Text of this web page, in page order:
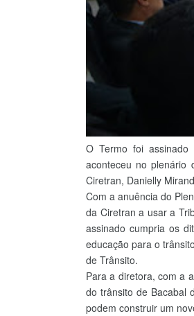
O Termo foi
aconteceu no plenário
Ciretran, Danielly
Com a anuência do
da Ciretran a usar a
assinado cumpria os
educação para o
de Trânsito.
Para a diretora, com a
do trânsito de Bacabal
podem construir um